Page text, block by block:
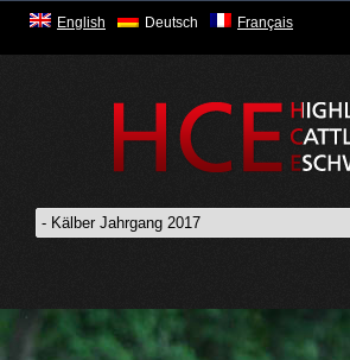
English Deutsch Français